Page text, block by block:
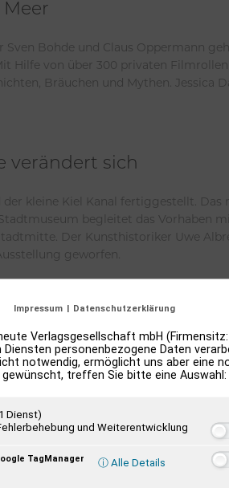
Sven Bohde und Claus Oppermann
Hilfe von über 300 privaten
Bräuchen und Mythen. Jessica
verändert sich
der kleine Kiel Kanal fertiggestellt.
begleitet das Vorhaben
Der Kunsthistoriker Uwe
geworfen.
Impressum | Datenschutzerklärung
Verlagsgesellschaft mbH
personenbezogene Daten
notwendig, ermöglicht uns aber eine
treffen Sie bitte eine Auswahl:
Dienst)
und Weiterentwicklung
TagManager ⓘ Alle Details